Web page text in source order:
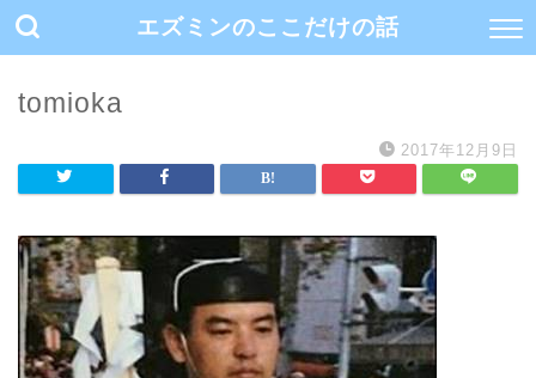
エズミンのここだけの話
tomioka
2017年12月9日